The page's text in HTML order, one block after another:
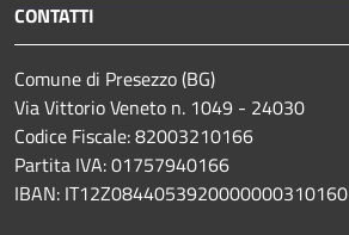
CONTATTI
Comune di Presezzo (BG)
Via Vittorio Veneto n. 1049 - 24030
Codice Fiscale: 82003210166
Partita IVA: 01757940166
IBAN: IT12Z0844053920000000310160